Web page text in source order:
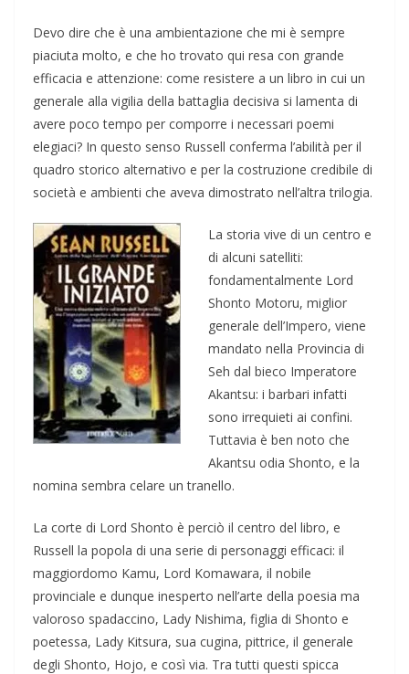
Devo dire che è una ambientazione che mi è sempre
piaciuta molto, e che ho trovato qui resa con grande
efficacia e attenzione: come resistere a un libro in cui un
generale alla vigilia della battaglia decisiva si lamenta di
avere poco tempo per comporre i necessari poemi
elegiaci? In questo senso Russell conferma l’abilità per il
quadro storico alternativo e per la costruzione credibile di
società e ambienti che aveva dimostrato nell’altra trilogia.
La storia vive di un centro e
di alcuni satelliti:
fondamentalmente Lord
Shonto Motoru, miglior
generale dell’Impero, viene
mandato nella Provincia di
Seh dal bieco Imperatore
Akantsu: i barbari infatti
sono irrequieti ai confini.
Tuttavia è ben noto che
Akantsu odia Shonto, e la
nomina sembra celare un tranello.
La corte di Lord Shonto è perciò il centro del libro, e
Russell la popola di una serie di personaggi efficaci: il
maggiordomo Kamu, Lord Komawara, il nobile
provinciale e dunque inesperto nell’arte della poesia ma
valoroso spadaccino, Lady Nishima, figlia di Shonto e
poetessa, Lady Kitsura, sua cugina, pittrice, il generale
degli Shonto, Hojo, e così via. Tra tutti questi spicca